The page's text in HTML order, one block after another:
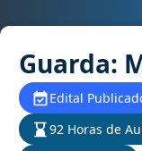
Guarda:
Edital
92 Horas de